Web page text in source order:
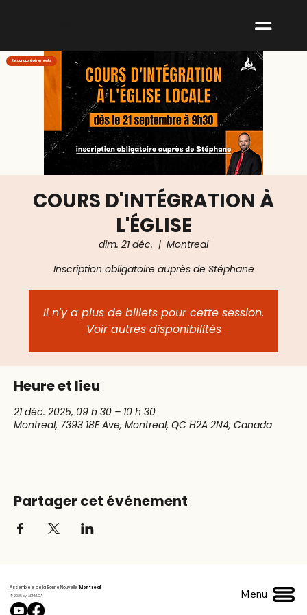
COURS D'INTÉGRATION À
L'ÉGLISE
dim. 21 déc.
  |
Montreal
Inscription obligatoire auprès de Stéphane
Il n'y a plus de billets pour cette session.
Voir autres disponibilités
Heure et lieu
21 déc. 2025, 09 h 30 – 10 h 30
Montreal, 7393 18E Ave, Montreal, QC H2A 2N4, Canada
Partager cet événement
Retour aux événements
Assemblée de la Bonne Nouvelle Montréal
© 2025 by ABNM.CA Menu